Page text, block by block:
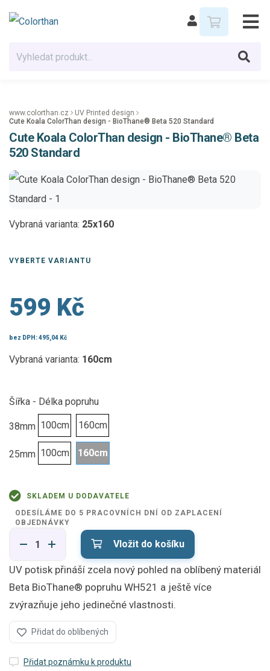
www.colorthan.cz
UV Printed design
Cute Koala ColorThan design - BioThane® Beta 520 Standard
Cute Koala ColorThan design - BioThane® Beta
520 Standard
Vybraná varianta: 25x160
VYBERTE VARIANTU
UV potisk přináší zcela nový pohled na oblíbený materiál
Beta BioThane® popruhu WH521 a ještě více
zvýrazňuje jeho jedinečné vlastnosti.
599 Kč
bez DPH:495,04 Kč
Vybraná varianta: 160cm
Šířka - Délka popruhu
38mm 100cm 160cm
25mm 100cm 160cm
Vložit do košíku
Přidat do oblíbených
Přidat poznámku k produktu
SKLADEM U DODAVATELE
ODESÍLÁME DO 5 PRACOVNÍCH DNÍ OD ZAPLACENÍ
OBJEDNÁVKY